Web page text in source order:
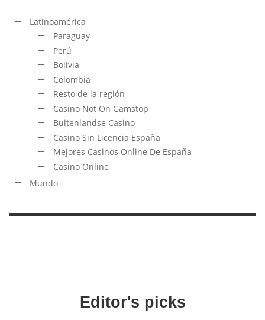
Latinoamérica
Paraguay
Perú
Bolivia
Colombia
Resto de la región
Casino Not On Gamstop
Buitenlandse Casino
Casino Sin Licencia España
Mejores Casinos Online De España
Casino Online
Mundo
Editor's picks